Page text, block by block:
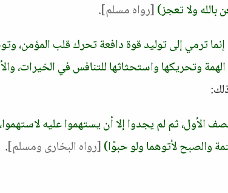
ولا تعجز)[رواه مسلم].
ترمي إلى توليد قوة دافعة تحرك قلب المؤمن،
وتحريكها واستحثاثها للتنافس في الخيرات،
الأول، ثم لم يجدوا إلا أن يستهموا عليه
والصبح لأتوهما ولو حبوًا)[رواه البخارى ومسلم].